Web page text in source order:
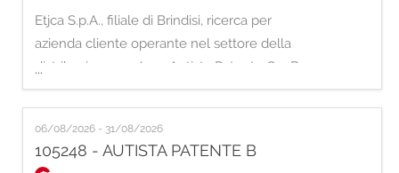
Etjca S.p.A., filiale di Brindisi, ricerca per
azienda cliente operante nel settore della
distribuzione, un/una Autista Patente C o B
da inserire con mansioni di addetto/a alle
consegne. Requisiti richiesti: - Pregressa
esperienza nella mansione di autista
consegnatario; - Possesso della patente C o
...
06/08/2026 - 31/08/2026
105248 - AUTISTA PATENTE B